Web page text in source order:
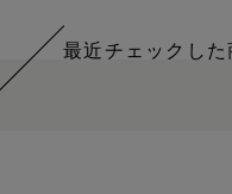
最近チェックした